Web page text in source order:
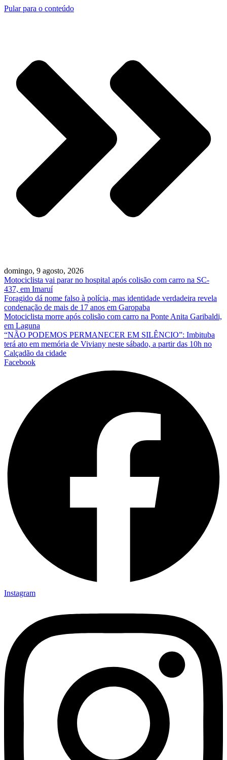
Pular para o conteúdo
domingo, 9 agosto, 2026
Motociclista vai parar no hospital após colisão com carro na SC-
437, em Imaruí
Foragido dá nome falso à polícia, mas identidade verdadeira revela
condenação de mais de 17 anos em Garopaba
Motociclista morre após colisão com carro na Ponte Anita Garibaldi,
em Laguna
“NÃO PODEMOS PERMANECER EM SILÊNCIO”: Imbituba
terá ato em memória de Viviany neste sábado, a partir das 10h no
Calçadão da cidade
Facebook
Instagram